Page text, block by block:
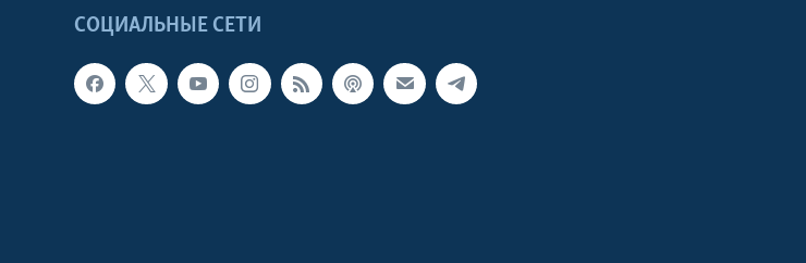
СОЦИАЛЬНЫЕ СЕТИ